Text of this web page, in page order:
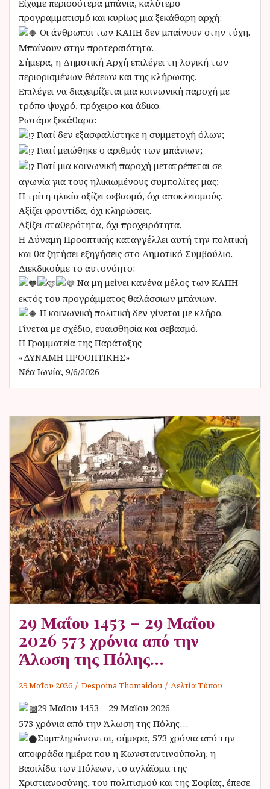
Είχαμε περισσότερα μπάνια, καλύτερο
προγραμματισμό και κυρίως μια ξεκάθαρη αρχή:
Οι άνθρωποι των ΚΑΠΗ δεν μπαίνουν στην τύχη.
Μπαίνουν στην προτεραιότητα.
Σήμερα, η Δημοτική Αρχή επιλέγει τη λογική των
περιορισμένων θέσεων και της κλήρωσης.
Επιλέγει να διαχειρίζεται μια κοινωνική παροχή με
τρόπο ψυχρό, πρόχειρο και άδικο.
Ρωτάμε ξεκάθαρα:
Γιατί δεν εξασφαλίστηκε η συμμετοχή όλων;
Γιατί μειώθηκε ο αριθμός των μπάνιων;
Γιατί μια κοινωνική παροχή μετατρέπεται σε
αγωνία για τους ηλικιωμένους συμπολίτες μας;
Η τρίτη ηλικία αξίζει σεβασμό, όχι αποκλεισμούς.
Αξίζει φροντίδα, όχι κληρώσεις.
Αξίζει σταθερότητα, όχι προχειρότητα.
Η Δύναμη Προοπτικής καταγγέλλει αυτή την πολιτική
και θα ζητήσει εξηγήσεις στο Δημοτικό Συμβούλιο.
Διεκδικούμε το αυτονόητο:
Να μη μείνει κανένα μέλος των ΚΑΠΗ
εκτός του προγράμματος θαλάσσιων μπάνιων.
Η κοινωνική πολιτική δεν γίνεται με κλήρο.
Γίνεται με σχέδιο, ευαισθησία και σεβασμό.
Η Γραμματεία της Παράταξης
«ΔΥΝΑΜΗ ΠΡΟΟΠΤΙΚΗΣ»
Νέα Ιωνία, 9/6/2026
29 Μαΐου 1453 – 29 Μαΐου
2026 573 χρόνια από την
Άλωση της Πόλης…
29 Μαΐου 2026 Despoina Thomaidou Δελτία Τύπου
29 Μαΐου 1453 – 29 Μαΐου 2026
573 χρόνια από την Άλωση της Πόλης…
Συμπληρώνονται, σήμερα, 573 χρόνια από την
αποφράδα ημέρα που η Κωνσταντινούπολη, η
Βασιλίδα των Πόλεων, το αγλάϊσμα της
Χριστιανοσύνης, του πολιτισμού και της Σοφίας, έπεσε